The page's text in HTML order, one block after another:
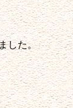
した。